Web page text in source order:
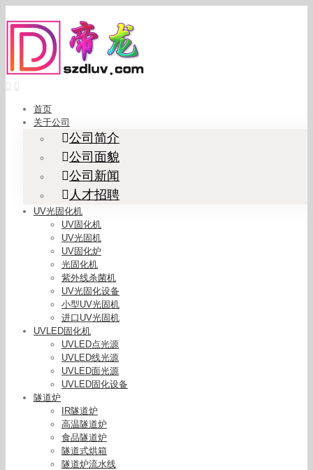
to
content
首页
关于公司
公司简介
公司面貌
公司新闻
人才招聘
UV光固化机
UV固化机
UV光固机
UV固化炉
光固化机
紫外线杀菌机
UV光固化设备
小型UV光固机
进口UV光固机
UVLED固化机
UVLED点光源
UVLED线光源
UVLED面光源
UVLED固化设备
隧道炉
IR隧道炉
高温隧道炉
食品隧道炉
隧道式烘箱
隧道炉流水线